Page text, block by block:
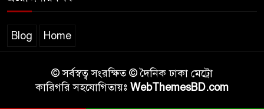
Blog Home
© সর্বস্বত্ব সংরক্ষিত © দৈনিক ঢাকা মেট্রো
কারিগরি সহযোগিতায়ঃ WebThemesBD.com